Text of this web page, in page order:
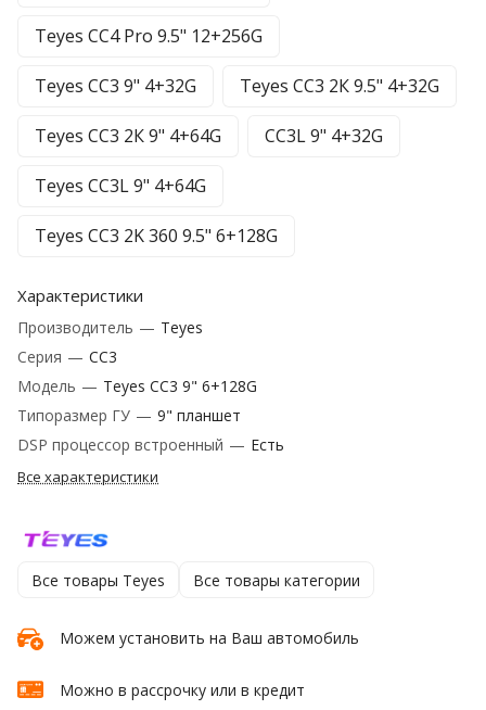
Teyes CC4 Pro 9.5" 12+256G
Teyes CC3 9" 4+32G Teyes CC3 2К 9.5" 4+32G
Teyes CC3 2К 9" 4+64G CC3L 9" 4+32G
Teyes CC3L 9" 4+64G
Teyes CC3 2K 360 9.5" 6+128G
Характеристики
Производитель — Teyes
Серия — CC3
Модель — Teyes CC3 9" 6+128G
Типоразмер ГУ — 9" планшет
DSP процессор встроенный — Есть
Все характеристики
Все товары Teyes Все товары категории
Можем установить на Ваш автомобиль
Можно в рассрочку или в кредит